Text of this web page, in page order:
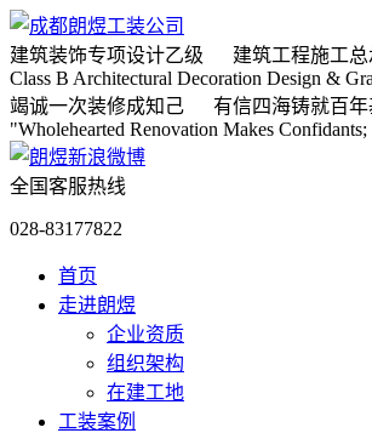
建筑装饰专项设计乙级 建筑工程施工
Class B Architectural Decoration Design &
竭诚一次装修成知己 有信四海铸就百
"Wholehearted Renovation Makes
全国客服热线
028-83177822
首页
走进朗煜
企业资质
组织架构
在建工地
工装案例